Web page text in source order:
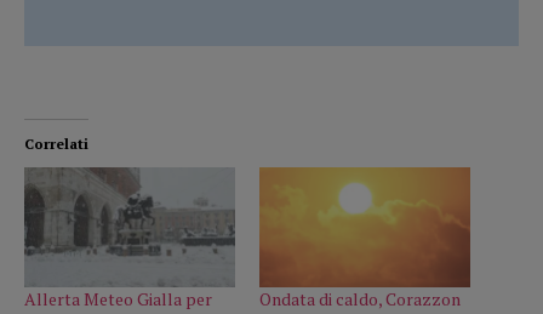
Correlati
Allerta Meteo Gialla per
Ondata di caldo, Corazzon